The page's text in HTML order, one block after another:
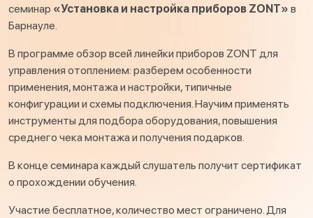
семинар «Установка и настройка приборов ZONT» в
Барнауле.
В программе обзор всей линейки приборов ZONT для
управления отоплением: разберем особенности
применения, монтажа и настройки, типичные
конфигурации и схемы подключения. Научим применять
инструменты для подбора оборудования, повышения
среднего чека монтажа и получения подарков.
В конце семинара каждый слушатель получит сертификат
о прохождении обучения.
Участие бесплатное, количество мест ограничено. Для